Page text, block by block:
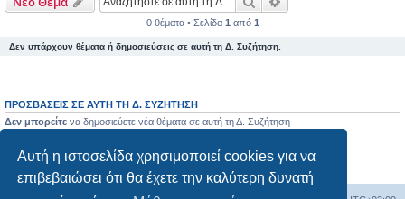
Αυτή η ιστοσελίδα χρησιμοποιεί cookies για να
επιβεβαιώσει ότι θα έχετε την καλύτερη δυνατή
0 θέματα • Σελίδα 1 από 1
Δεν υπάρχουν θέματα ή δημοσιεύσεις σε αυτή τη Δ. Συζήτηση.
ΠΡΟΣΒΆΣΕΙΣ ΣΕ ΑΥΤΉ ΤΗ Δ. ΣΥΖΉΤΗΣΗ
Δεν μπορείτε να δημοσιεύετε νέα θέματα σε αυτή τη Δ. Συζήτηση
Δεν μπορείτενα διαγράφετε τις δημοσιεύσεις σας σε αυτή τη Δ. Συζήτηση
Δεν μπορείτε
να επισυνάπτετε αρχεία σε αυτή τη Δ. Συζήτηση